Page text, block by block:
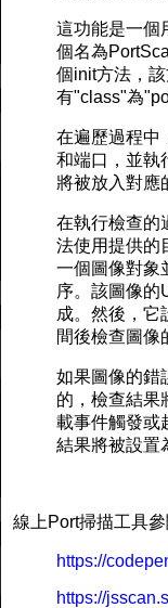
這功能是一個
個名為
個init方法，
有"class"為
在遍歷過程中
和端口，並執
將被放入對應
在執行檢查的
法使用提供的
一個圖像對象
序。該圖像的
成。然後，它
間後檢查圖像
如果圖像的錯
的，檢查結果
載事件觸發或
結果將被設置
線上Port掃描工具參
https://
https://